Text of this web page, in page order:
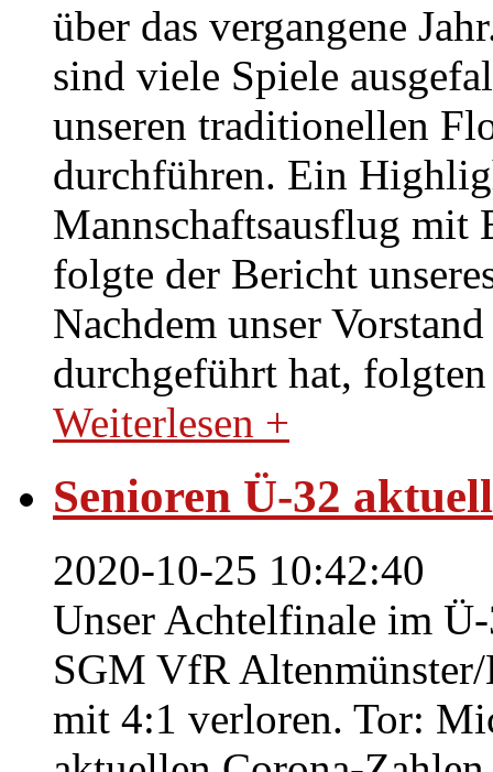
über das vergangene
sind viele Spiele
unseren traditionellen
durchführen. Ein
Mannschaftsausflug mit
folgte der Bericht
Nachdem unser
durchgeführt hat,
Weiterlesen +
Senioren Ü-32
2020-10-25 10:42:40
Unser Achtelfinale im
SGM VfR
mit 4:1 verloren. Tor: